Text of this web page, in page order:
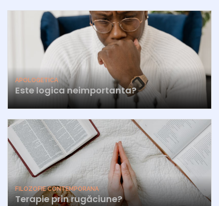
APOLOGETICA
Este logica neimportanta?
FILOZOFIE CONTEMPORANA
Terapie prin rugăciune?